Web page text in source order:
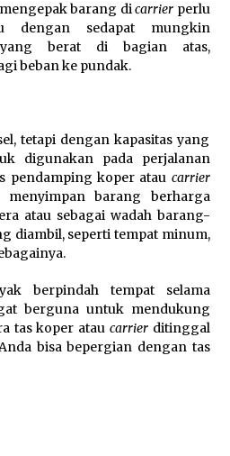
Korban Jiwa
2026
Tetap Berjalan
2026
Terbaik dan Enak di
Botol Terbaik yang Praktis
barang dicarrier perlu
dengan sedapat mungkin
berat di bagian atas,
beban ke pundak.
tetapi dengan kapasitas yang
digunakan pada perjalanan
pendamping koper atau carrier
barang berharga
atau sebagai wadah barang-
diambil, seperti tempat minum,
berpindah tempat selama
berguna untuk mendukung
tas koper atau carrierditinggal
bisa bepergian dengan tas